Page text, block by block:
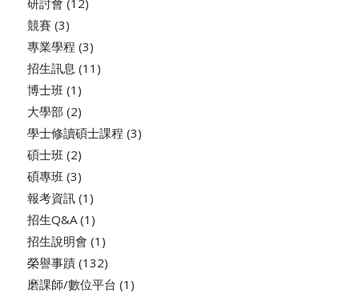
研討會 (12)
競賽 (3)
專業學程 (3)
招生訊息 (11)
博士班(1)
大學部 (2)
學士修讀碩士課程 (3)
碩士班(2)
碩專班(3)
報考資訊(1)
招生Q&A(1)
招生說明會 (1)
榮譽事蹟(132)
磨課師/數位平台 (1)